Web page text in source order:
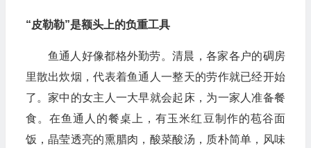
“皮勒勒”是额头上的负重工具
鱼通人好像都格外勤劳。清晨，各家各户的碉房
里散出炊烟，代表着鱼通人一整天的劳作就已经开始
了。家中的女主人一大早就会起床，为一家人准备餐
食。在鱼通人的餐桌上，有玉米红豆制作的苞谷面
饭，晶莹透亮的熏腊肉，酸菜酸汤，质朴简单，风味